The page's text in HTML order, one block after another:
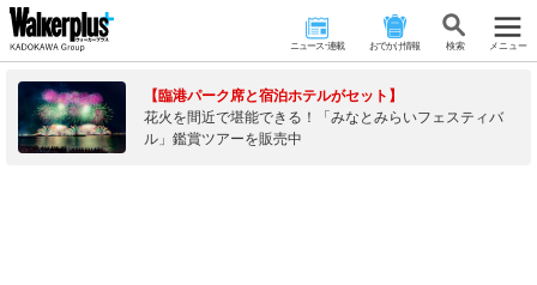
ニュース･連載 おでかけ情報 検 索 メニュー
【臨港パーク席と宿泊ホテルがセット】
花火を間近で堪能できる！「みなとみらいフェスティバ
ル」鑑賞ツアーを販売中